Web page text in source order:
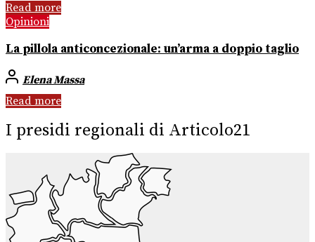
Read more
Opinioni
La pillola anticoncezionale: un’arma a doppio taglio
Elena Massa
Read more
I presidi regionali di Articolo21